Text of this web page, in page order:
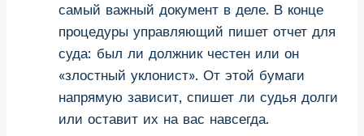
самый важный документ в деле. В конце
процедуры управляющий пишет отчет для
суда: был ли должник честен или он
«злостный уклонист». От этой бумаги
напрямую зависит, спишет ли судья долги
или оставит их на вас навсегда.